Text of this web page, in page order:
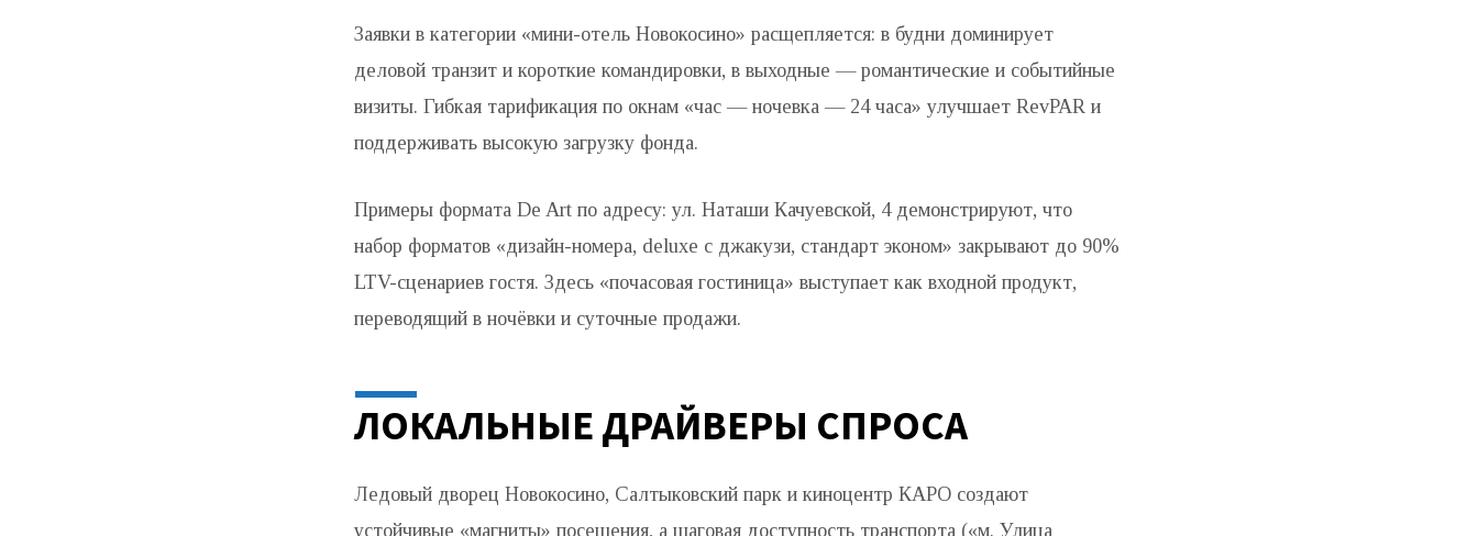
Заявки в категории «мини-отель Новокосино» расщепляется: в будни доминирует
деловой транзит и короткие командировки, в выходные — романтические и событийные
визиты. Гибкая тарификация по окнам «час — ночевка — 24 часа» улучшает RevPAR и
поддерживать высокую загрузку фонда.
Примеры формата De Art по адресу: ул. Наташи Качуевской, 4 демонстрируют, что
набор форматов «дизайн-номера, deluxe с джакузи, стандарт эконом» закрывают до 90%
LTV-сценариев гостя. Здесь «почасовая гостиница» выступает как входной продукт,
переводящий в ночёвки и суточные продажи.
ЛОКАЛЬНЫЕ ДРАЙВЕРЫ СПРОСА
Ледовый дворец Новокосино, Салтыковский парк и киноцентр КАРО создают
устойчивые «магниты» посещения, а шаговая доступность транспорта («м. Улица